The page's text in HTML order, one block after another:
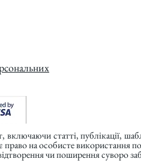
включаючи статті, публікації,
право на особисте використання
чи поширення суворо